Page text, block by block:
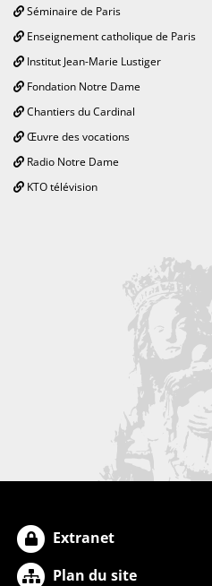
Séminaire de Paris
Enseignement catholique de Paris
Institut Jean-Marie Lustiger
Fondation Notre Dame
Chantiers du Cardinal
Œuvre des vocations
Radio Notre Dame
KTO télévision
Extranet
Plan du site